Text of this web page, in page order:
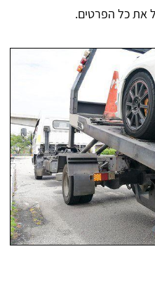
את כל הפרטים.